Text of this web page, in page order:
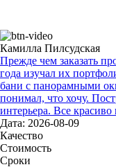
Камилла Пилсудская
Прежде чем заказать
года изучал их
бани с панорамными
понимал, что хочу.
интерьера. Все красиво
Дата: 2026-08-09
Качество
Стоимость
Сроки